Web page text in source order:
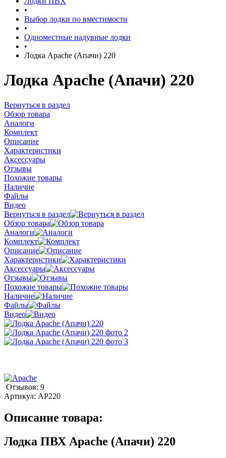
•
Выбор лодки по вместимости
•
Одноместные надувные лодки
•
Лодка Apache (Апачи) 220
Лодка Apache (Апачи) 220
Вернуться в раздел
Обзор товара
Аналоги
Комплект
Описание
Характеристики
Аксессуары
Отзывы
Похожие товары
Наличие
Файлы
Видео
Вернуться в раздел
Обзор товара
Аналоги
Комплект
Описание
Характеристики
Аксессуары
Отзывы
Похожие товары
Наличие
Файлы
Видео
Отзывов: 9
Артикул: AP220
Описание товара:
Лодка ПВХ Apache (Апачи) 220